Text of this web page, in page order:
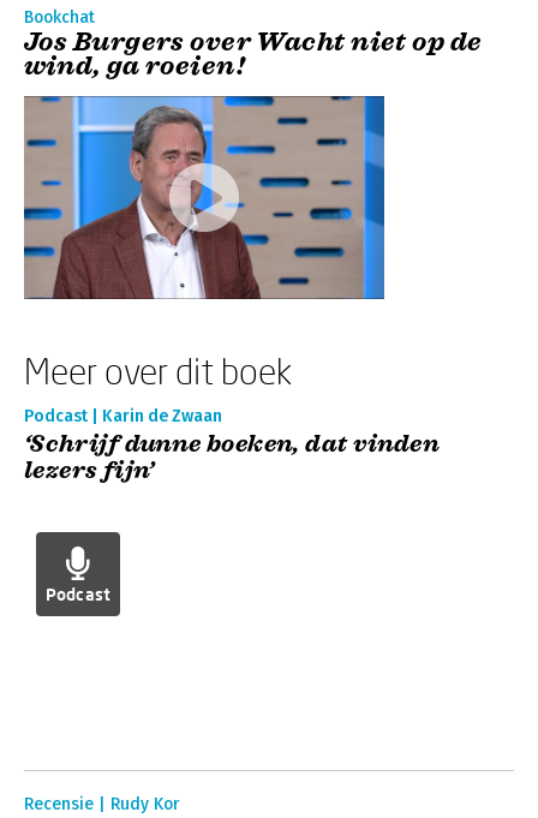
Bookchat
Jos Burgers over Wacht niet op de
wind, ga roeien!
Meer over dit boek
Podcast | Karin de Zwaan
‘Schrijf dunne boeken, dat vinden
lezers fijn’
Podcast
Recensie | Rudy Kor